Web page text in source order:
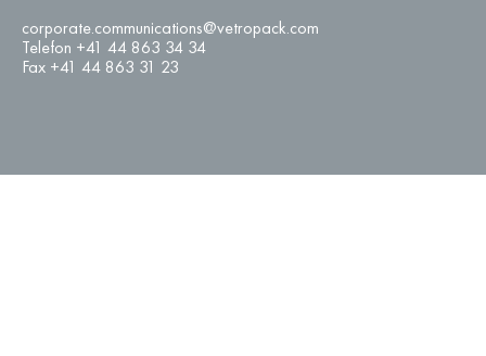
corporate.communications@vetropack.com
Telefon +41 44 863 34 34
Fax +41 44 863 31 23